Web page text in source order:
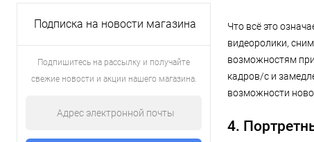
Подписка на новости магазина
Подпишитесь на рассылку и получайте
свежие новости и акции нашего магазина.
Что всё это
видеоролики,
возможностям
кадров/с и
возможности
4.